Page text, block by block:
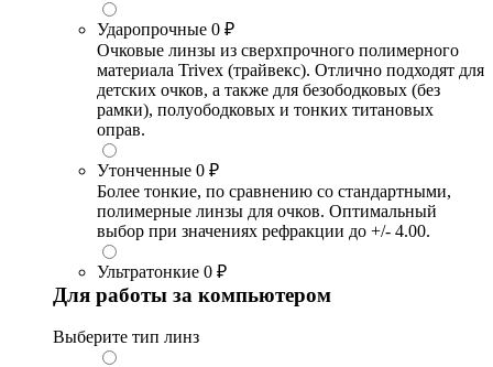
Ударопрочные 0 ₽
Очковые линзы из сверхпрочного полимерного
материала Trivex (трайвекс). Отлично подходят для
детских очков, а также для безободковых (без
рамки), полуободковых и тонких титановых
оправ.
Утонченные 0 ₽
Более тонкие, по сравнению со стандартными,
полимерные линзы для очков. Оптимальный
выбор при значениях рефракции до +/- 4.00.
Ультратонкие 0 ₽
Для работы за компьютером
Выберите тип линз